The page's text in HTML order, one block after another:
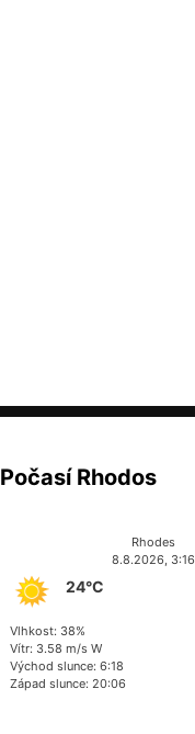
Počasí Rhodos
Rhodes
8.8.2026, 3:16
24°C
Vlhkost: 38%
Vítr: 3.58 m/s W
Východ slunce: 6:18
Západ slunce: 20:06